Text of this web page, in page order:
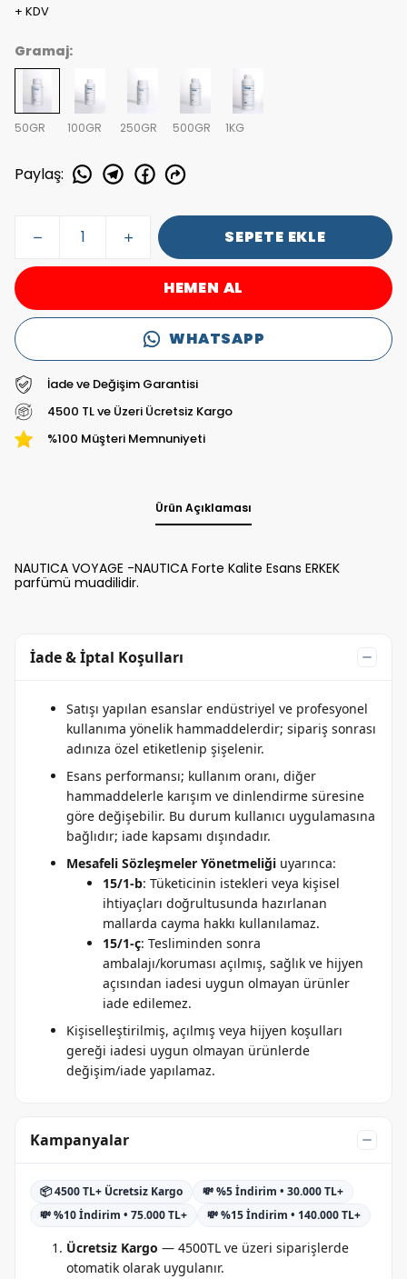
+ KDV
Gramaj:
50GR 100GR 250GR 500GR 1KG
Paylaş:
SEPETE EKLE
HEMEN AL
WHATSAPP
İade ve Değişim Garantisi
4500 TL ve Üzeri Ücretsiz Kargo
%100 Müşteri Memnuniyeti
Ürün Açıklaması
NAUTICA VOYAGE -NAUTICA Forte Kalite Esans ERKEK
parfümü muadilidir.
İade & İptal Koşulları
Satışı yapılan esanslar endüstriyel ve profesyonel
kullanıma yönelik hammaddelerdir; sipariş sonrası
adınıza özel etiketlenip şişelenir.
Esans performansı; kullanım oranı, diğer
hammaddelerle karışım ve dinlendirme süresine
göre değişebilir. Bu durum kullanıcı uygulamasına
bağlıdır; iade kapsamı dışındadır.
Mesafeli Sözleşmeler Yönetmeliği uyarınca:
15/1-b: Tüketicinin istekleri veya kişisel
ihtiyaçları doğrultusunda hazırlanan
mallarda cayma hakkı kullanılamaz.
15/1-ç: Tesliminden sonra
ambalajı/koruması açılmış, sağlık ve hijyen
açısından iadesi uygun olmayan ürünler
iade edilemez.
Kişiselleştirilmiş, açılmış veya hijyen koşulları
gereği iadesi uygun olmayan ürünlerde
değişim/iade yapılamaz.
Kampanyalar
📦 4500 TL+ Ücretsiz Kargo
💸 %5 İndirim • 30.000 TL+
💸 %10 İndirim • 75.000 TL+
💸 %15 İndirim • 140.000 TL+
Ücretsiz Kargo — 4500TL ve üzeri siparişlerde
otomatik olarak uygulanır.